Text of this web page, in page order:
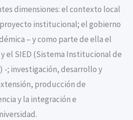
dimensiones: el contexto local
institucional; el gobierno
– y como parte de ella el
el SIED (Sistema Institucional de
-; investigación, desarrollo y
producción de
y la integración e